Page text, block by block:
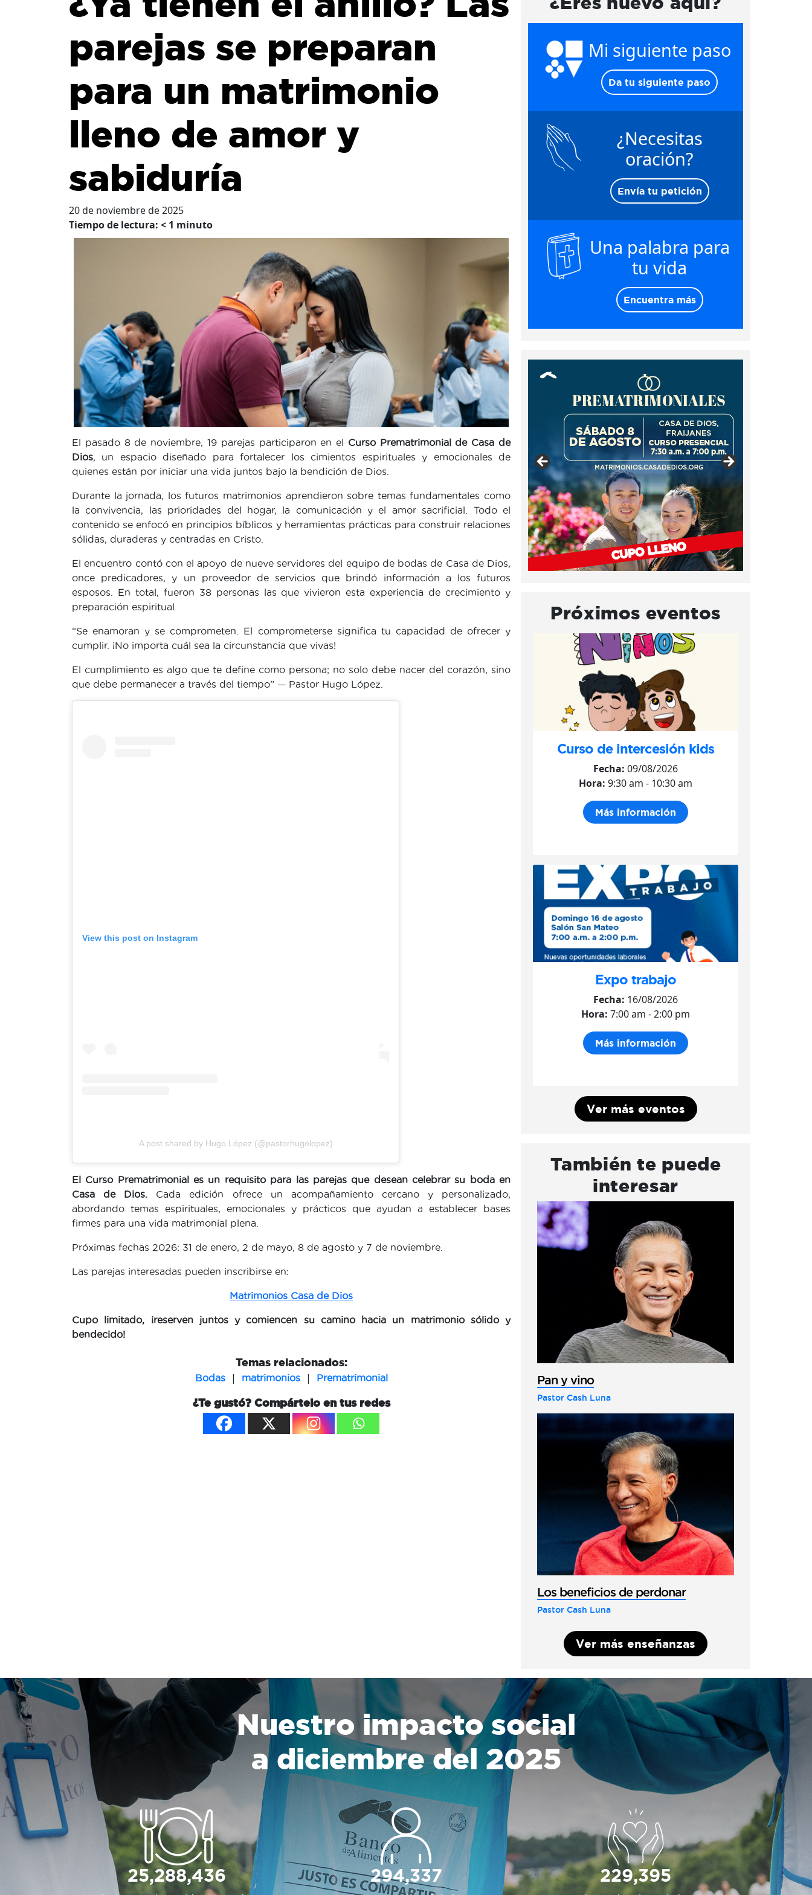
parejas se preparan
para un matrimonio
lleno de amor y
sabiduría
20 de noviembre de 2025
Tiempo de lectura: < 1 minuto
El pasado 8 de noviembre, 19 parejas participaron en el Curso Prematrimonial de Casa de
Dios, un espacio diseñado para fortalecer los cimientos espirituales y emocionales de
quienes están por iniciar una vida juntos bajo la bendición de Dios.
Durante la jornada, los futuros matrimonios aprendieron sobre temas fundamentales como
la convivencia, las prioridades del hogar, la comunicación y el amor sacrificial. Todo el
contenido se enfocó en principios bíblicos y herramientas prácticas para construir relaciones
sólidas, duraderas y centradas en Cristo.
El encuentro contó con el apoyo de nueve servidores del equipo de bodas de Casa de Dios,
once predicadores, y un proveedor de servicios que brindó información a los futuros
esposos. En total, fueron 38 personas las que vivieron esta experiencia de crecimiento y
preparación espiritual.
“Se enamoran y se comprometen. El comprometerse significa tu capacidad de ofrecer y
cumplir. ¡No importa cuál sea la circunstancia que vivas!
El cumplimiento es algo que te define como persona; no solo debe nacer del corazón, sino
que debe permanecer a través del tiempo” — Pastor Hugo López.
View this post on Instagram
A post shared by Hugo López (@pastorhugolopez)
El Curso Prematrimonial es un requisito para las parejas que desean celebrar su boda en
Casa de Dios. Cada edición ofrece un acompañamiento cercano y personalizado,
abordando temas espirituales, emocionales y prácticos que ayudan a establecer bases
firmes para una vida matrimonial plena.
Próximas fechas 2026: 31 de enero, 2 de mayo, 8 de agosto y 7 de noviembre.
Las parejas interesadas pueden inscribirse en:
Matrimonios Casa de Dios
Cupo limitado, ¡reserven juntos y comiencen su camino hacia un matrimonio sólido y
bendecido!
Temas relacionados:
Bodas | matrimonios | Prematrimonial
¿Te gustó? Compártelo en tus redes
Mi siguiente paso
Da tu siguiente paso
¿Necesitas
oración?
Envía tu petición
Una palabra para
tu vida
Encuentra más
Próximos eventos
Curso de intercesión kids
Fecha: 09/08/2026
Hora: 9:30 am - 10:30 am
Más información
Expo trabajo
Fecha: 16/08/2026
Hora: 7:00 am - 2:00 pm
Más información
Ver más eventos
También te puede
interesar
Pan y vino
Pastor Cash Luna
Los beneficios de perdonar
Pastor Cash Luna
Ver más enseñanzas
Nuestro impacto social
a diciembre del 2025
25,288,436 294,337 229,395